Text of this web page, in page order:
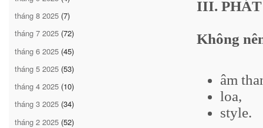
tháng 8 2025 (7)
tháng 7 2025 (72)
tháng 6 2025 (45)
tháng 5 2025 (53)
tháng 4 2025 (10)
tháng 3 2025 (34)
tháng 2 2025 (52)
III.
Không
âm
loa,
style.